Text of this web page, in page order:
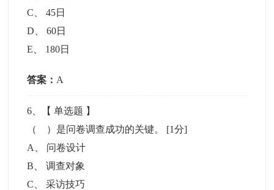
C 、45日
D 、60日
E
180日
答案： A
6 、【单选题 】
（ ）是问卷调查成功的关键。 [1分]
A
问卷设计
B 、调查对象
C 、采访技巧